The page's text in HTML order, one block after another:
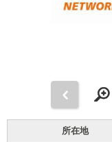
所在地